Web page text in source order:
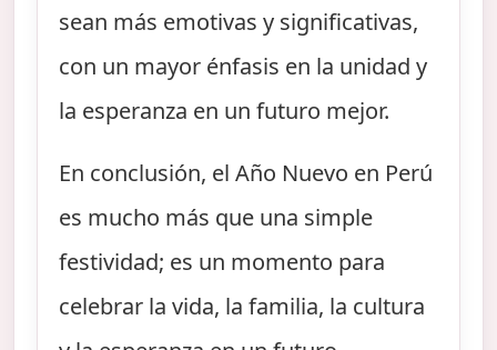
sean más emotivas y significativas,
con un mayor énfasis en la unidad y
la esperanza en un futuro mejor.
En conclusión, el Año Nuevo en Perú
es mucho más que una simple
festividad; es un momento para
celebrar la vida, la familia, la cultura